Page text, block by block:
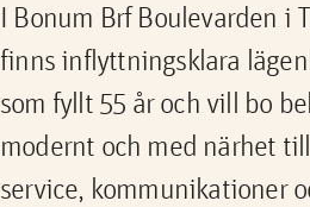
I Bonum Brf Boulevarden i
finns inflyttningsklara
som fyllt 55 år och vill bo
modernt och med närhet
service, kommunikationer